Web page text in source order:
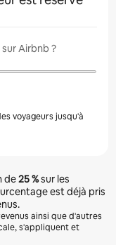
Airbnb ?
voyageurs jusqu'à
de25 %sur les
est déjà pris
ainsi que d'autres
s'appliquent et